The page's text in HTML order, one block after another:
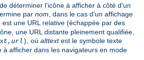
déterminer l'icône à afficher à côté d'un
par nom, dans le cas d'un affichage
est une URL relative (échappée par des
une URL distante pleinement qualifiée,
, url), où alttextest le symbole texte
à afficher dans les navigateurs en mode